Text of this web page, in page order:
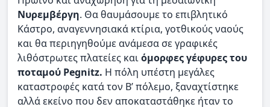
Νυρεμβέργη. Θα θαυμάσουμε το επιβλητικό
Κάστρο, αναγεννησιακά κτίρια, γοτθικούς ναούς
και θα περιηγηθούμε ανάμεσα σε γραφικές
λιθόστρωτες πλατείες καιόμορφες γέφυρες του
ποταμού Pegnitz. Η πόλη υπέστη μεγάλες
καταστροφές κατά τον Β’ πόλεμο, ξαναχτίστηκε
αλλά εκείνο που δεν αποκαταστάθηκε ήταν το